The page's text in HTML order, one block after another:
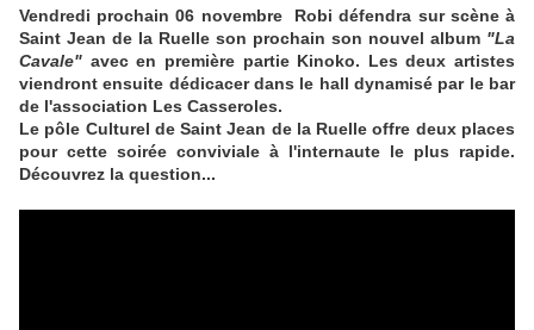
Vendredi prochain 06 novembre Robi défendra sur scène à
Saint Jean de la Ruelle son prochain son nouvel album "La
Cavale" avec en première partie Kinoko. Les deux artistes
viendront ensuite dédicacer dans le hall dynamisé par le bar
de l'association Les Casseroles.
Le pôle Culturel de Saint Jean de la Ruelle offre deux places
pour cette soirée conviviale à l'internaute le plus rapide.
Découvrez la question...